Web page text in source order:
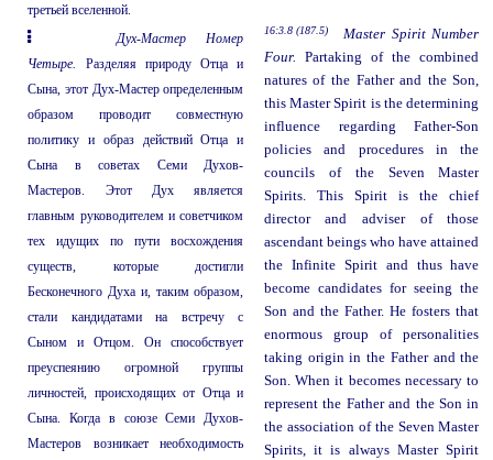
третьей вселенной.
Дух-Мастер Номер
Четыре.
Разделяя природу Отца и
Сына, этот Дух-Мастер определенным
образом проводит совместную
политику и образ действий Отца и
Сына в советах Семи Духов-
Мастеров. Этот Дух является
главным руководителем и советчиком
тех идущих по пути восхождения
существ, которые достигли
Бесконечного Духа и, таким образом,
стали кандидатами на встречу с
Сыном и Отцом. Он способствует
преуспеянию огромной группы
личностей, происходящих от Отца и
Сына. Когда в союзе Семи Духов-
Мастеров возникает необходимость
16:3.8 (187.5)
Master Spirit Number
Four. Partaking of the combined
natures of the Father and the Son,
this Master Spirit is the determining
influence regarding Father-Son
policies and procedures in the
councils of the Seven Master
Spirits. This Spirit is the chief
director and adviser of those
ascendant beings who have attained
the Infinite Spirit and thus have
become candidates for seeing the
Son and the Father. He fosters that
enormous group of personalities
taking origin in the Father and the
Son. When it becomes necessary to
represent the Father and the Son in
the association of the Seven Master
Spirits, it is always Master Spirit